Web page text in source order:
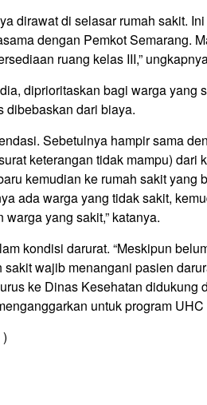
dirawat di selasar rumah sakit.
dengan Pemkot Semarang.
ruang kelas III,”
diprioritaskan bagi warga yang
dibebaskan dari biaya.
Sebetulnya hampir sama
keterangan tidak mampu)
kemudian ke rumah sakit
ada warga yang tidak sakit,
yang sakit,” katanya.
kondisi darurat. “Meskipun
wajib menangani pasien
ke Dinas Kesehatan didukung
untuk program